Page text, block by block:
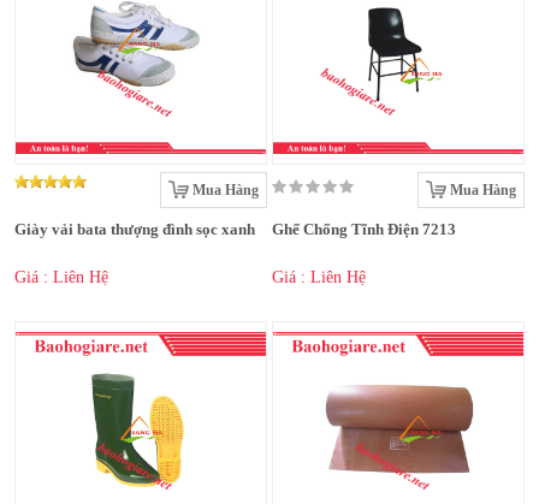
Mua Hàng
Giày vải bata thượng đình sọc xanh
Giá : Liên Hệ
Mua Hàng
Ghế Chống Tĩnh Điện 7213
Giá : Liên Hệ